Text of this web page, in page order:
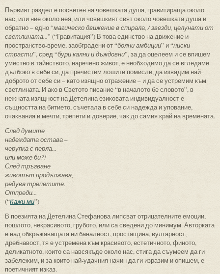
Първият раздел е посветен на човешката душа, гравитираща около
нас, или ние около нея, или човешкият свят около човешката душа и
обратно – едно “магическо движение в спирала, / звезди, целунати от
светлината...” (“Гравитация”) В това единство на движение и
пространство-време, заобградени от “болни амбиции” и “ниски
страсти”, сред “бури кални и дъждовни”, за да оцелеем и се впишем
уместно в тайнството, наречено живот, е необходимо да се вгледаме
дълбоко в себе си, да пречистим лошите помисли, да извадим най-
доброто от себе си – като изящно отражение – и да се устремим към
светлината. И ако в Светото писание “в началото бе словото”, в
нежната изящност на Детелина езиковата индивидуалност е
същността на битието, съчетала в себе си надежда и упование,
очаквания и мечти, трепети и доверие, чак до самия край на времената.
След думите
надеждата остава –
черупка с перла...
или може би?!
След тръгване
животът продължава,
редува трепетите.
Отпреди...
(“Кажи ми”)
В поезията на Детелина Стефанова липсват отрицателните емоции,
пошлото, некрасивото, грубото, или са сведени до минимум. Авторката
е над обкръжаващата ни баналност, простащина, вулгарност,
дребнавост, тя е устремена към красивото, естетичното, финото,
деликатното, които са навсякъде около нас, стига да съумеем да ги
забележим, и за които най-удачния начин да ги изразим и опишем, е
поетичният изказ.